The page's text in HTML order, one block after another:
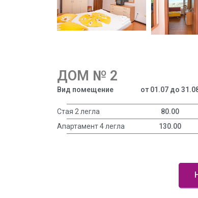
ДОМ № 2
Вид помещение от 01.07 до
Стая 2 легла 80.00
Апартамент 4 легла
130.00